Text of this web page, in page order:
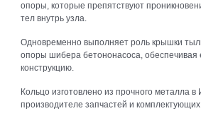
опоры, которые препятствуют
тел внутрь узла.
Одновременно выполняет роль крышки
опоры шибера бетононасоса, обеспечивая
конструкцию.
Кольцо изготовлено из прочного металла
производителе запчастей и